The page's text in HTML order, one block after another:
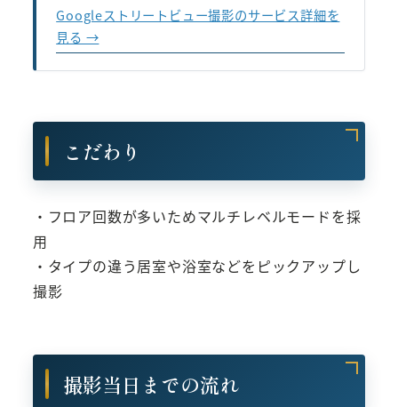
Googleストリートビュー撮影のサービス詳細を
見る →
こだわり
・フロア回数が多いためマルチレベルモードを採
用
・タイプの違う居室や浴室などをピックアップし
撮影
撮影当日までの流れ